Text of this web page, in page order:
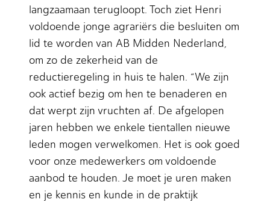
langzaamaan terugloopt. Toch ziet Henri
voldoende jonge agrariërs die besluiten om
lid te worden van AB Midden Nederland,
om zo de zekerheid van de
reductieregeling in huis te halen. “We zijn
ook actief bezig om hen te benaderen en
dat werpt zijn vruchten af. De afgelopen
jaren hebben we enkele tientallen nieuwe
leden mogen verwelkomen. Het is ook goed
voor onze medewerkers om voldoende
aanbod te houden. Je moet je uren maken
en je kennis en kunde in de praktijk